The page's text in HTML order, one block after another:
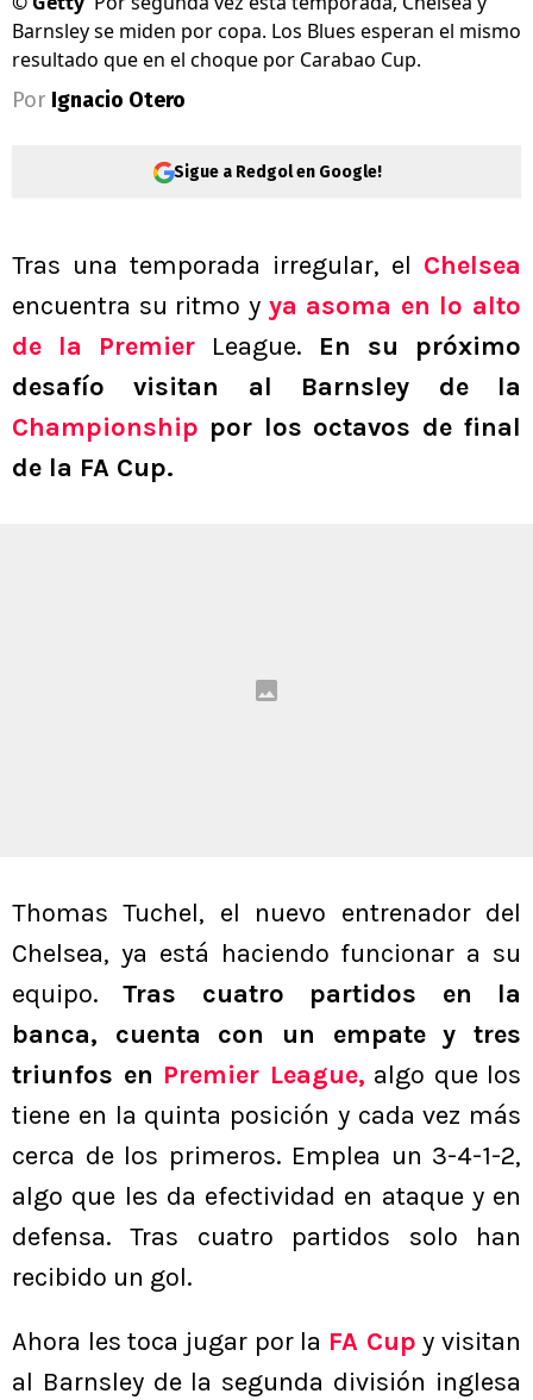
Barnsley se miden por copa. Los Blues esperan el mismo
resultado que en el choque por Carabao Cup.
Por Ignacio Otero
Sigue a Redgol en Google!
Tras una temporada irregular, el Chelsea
encuentra su ritmo y ya asoma en lo alto
de la Premier League. En su próximo
desafío visitan al Barnsley de la
Championship por los octavos de final
de la FA Cup.
Thomas Tuchel, el nuevo entrenador del
Chelsea, ya está haciendo funcionar a su
equipo.Tras cuatro partidos en la
banca, cuenta con un empate y tres
triunfos en Premier League, algo que los
tiene en la quinta posición y cada vez más
cerca de los primeros. Emplea un 3-4-1-2,
algo que les da efectividad en ataque y en
defensa. Tras cuatro partidos solo han
recibido un gol.
Ahora les toca jugar por la FA Cup y visitan
al Barnsley de la segunda división inglesa